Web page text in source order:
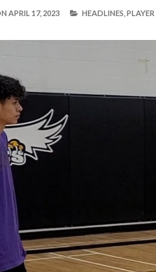
APRIL 17, 2023 HEADLINES, PLAYER